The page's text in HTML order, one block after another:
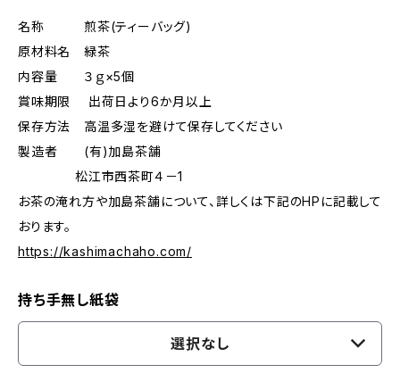
名称 煎茶(ティーバッグ)
原材料名 緑茶
内容量 ３ｇ×5個
賞味期限 出荷日より6か月以上
保存方法 高温多湿を避けて保存してください
製造者 (有)加島茶舗
松江市西茶町４－1
お茶の淹れ方や加島茶舗について、詳しくは下記のHPに記載して
おります。
https://kashimachaho.com/
持ち手無し紙袋
選択なし